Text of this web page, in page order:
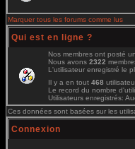
Marquer tous les forums comme lus
Qui est en ligne ?
Nos membres ont posté
Nous avons 2322
L'utilisateur enregistré le
Il y a en tout 468
Le record du nombre
Utilisateurs enregistrés:
Ces données sont basées sur les
Connexion